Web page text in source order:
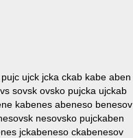
ujck jcka ckab kabe aben
sovsk ovsko pujcka ujckab
kabenes abeneso benesov
nesovsko pujckaben
jckabeneso ckabenesov